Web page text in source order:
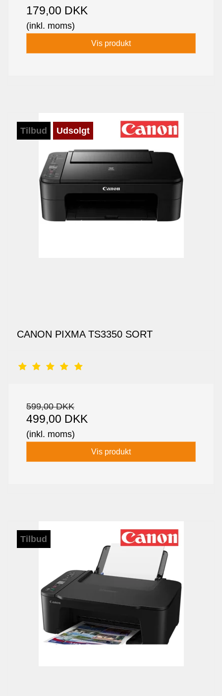
179,00 DKK
(inkl. moms)
Vis produkt
Tilbud Udsolgt
CANON PIXMA TS3350 SORT
599,00 DKK
499,00 DKK
(inkl. moms)
Vis produkt
Tilbud